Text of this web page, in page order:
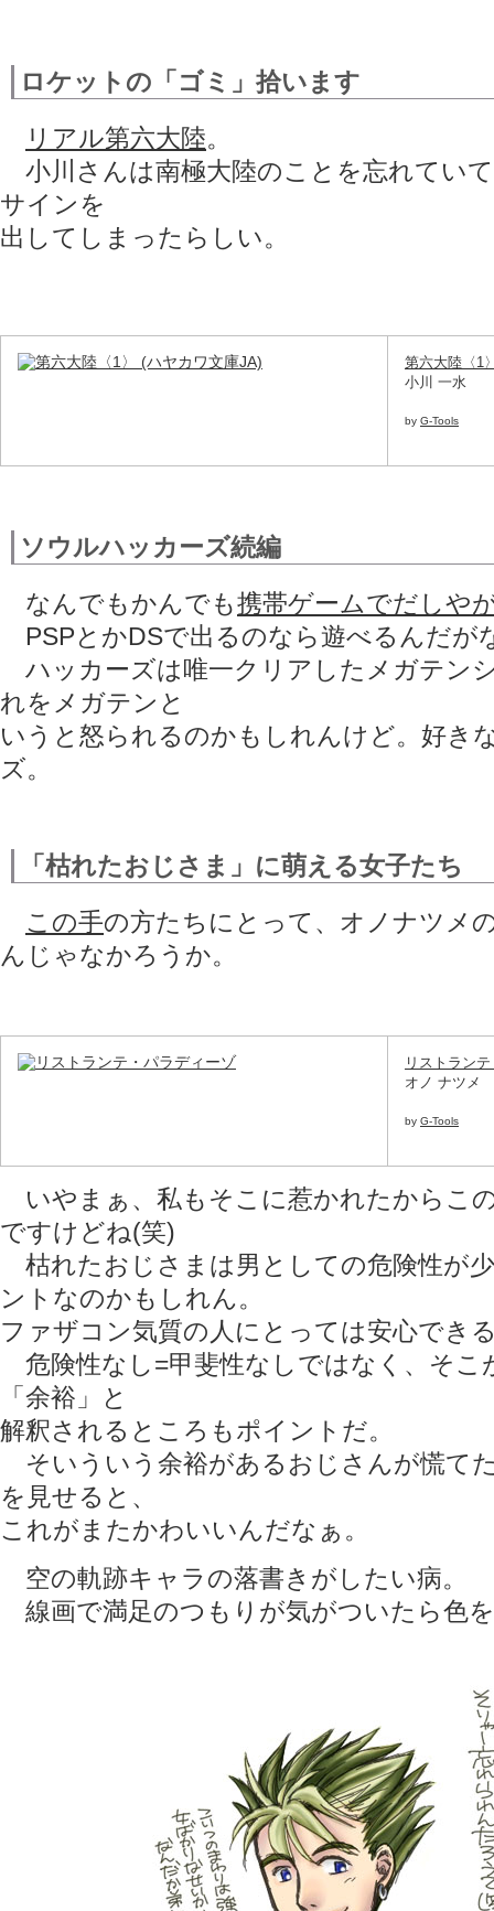
ロケットの「ゴミ」拾います
リアル第六大陸。
小川さんは南極大陸のことを忘れてい
サインを
出してしまったらしい。
第六大陸〈1
小川 一水
by G-Tools
ソウルハッカーズ続編
なんでもかんでも携帯ゲームでだしや
PSPとかDSで出るのなら遊べるんだが
ハッカーズは唯一クリアしたメガテン
れをメガテンと
いうと怒られるのかもしれんけど。好き
ズ。
「枯れたおじさま」に萌える女子たち
この手の方たちにとって、オノナツメ
んじゃなかろうか。
リストラン
オノ ナツメ
by G-Tools
いやまぁ、私もそこに惹かれたからこ
ですけどね(笑)
枯れたおじさまは男としての危険性が
ントなのかもしれん。
ファザコン気質の人にとっては安心でき
危険性なし=甲斐性なしではなく、そこ
「余裕」と
解釈されるところもポイントだ。
そいういう余裕があるおじさんが慌て
を見せると、
これがまたかわいいんだなぁ。
空の軌跡キャラの落書きがしたい病。
線画で満足のつもりが気がついたら色